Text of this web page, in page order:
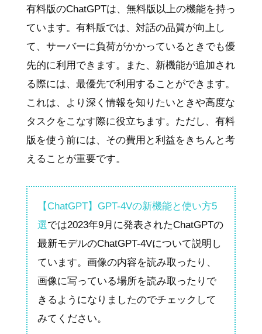
有料版のChatGPTは、無料版以上の機能を持っ
ています。有料版では、対話の品質が向上し
て、サーバーに負荷がかかっているときでも優
先的に利用できます。また、新機能が追加され
る際には、最優先で利用することができます。
これは、より深く情報を知りたいときや高度な
タスクをこなす際に役立ちます。ただし、有料
版を使う前には、その費用と利益をきちんと考
えることが重要です。
【ChatGPT】GPT-4Vの新機能と使い方5
選では2023年9月に発表されたChatGPTの
最新モデルのChatGPT-4Vについて説明し
ています。画像の内容を読み取ったり、
画像に写っている場所を読み取ったりで
きるようになりましたのでチェックして
みてください。